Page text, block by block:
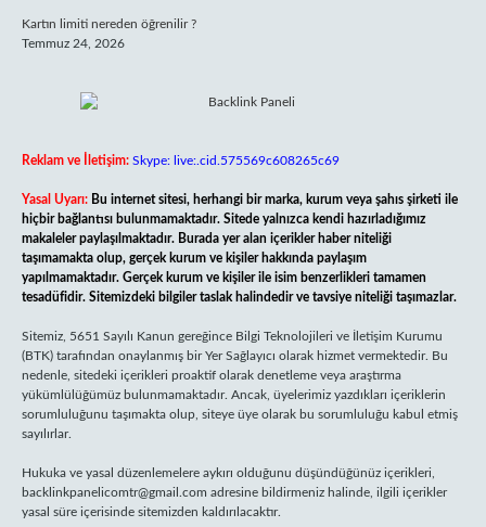
Kartın limiti nereden öğrenilir ?
Temmuz 24, 2026
Reklam ve İletişim: Skype: live:.cid.575569c608265c69
Yasal Uyarı: Bu internet sitesi, herhangi bir marka, kurum veya şahıs şirketi ile
hiçbir bağlantısı bulunmamaktadır. Sitede yalnızca kendi hazırladığımız
makaleler paylaşılmaktadır. Burada yer alan içerikler haber niteliği
taşımamakta olup, gerçek kurum ve kişiler hakkında paylaşım
yapılmamaktadır. Gerçek kurum ve kişiler ile isim benzerlikleri tamamen
tesadüfidir. Sitemizdeki bilgiler taslak halindedir ve tavsiye niteliği taşımazlar.
Sitemiz, 5651 Sayılı Kanun gereğince Bilgi Teknolojileri ve İletişim Kurumu
(BTK) tarafından onaylanmış bir Yer Sağlayıcı olarak hizmet vermektedir. Bu
nedenle, sitedeki içerikleri proaktif olarak denetleme veya araştırma
yükümlülüğümüz bulunmamaktadır. Ancak, üyelerimiz yazdıkları içeriklerin
sorumluluğunu taşımakta olup, siteye üye olarak bu sorumluluğu kabul etmiş
sayılırlar.
Hukuka ve yasal düzenlemelere aykırı olduğunu düşündüğünüz içerikleri,
backlinkpanelicomtr@gmail.com adresine bildirmeniz halinde, ilgili içerikler
yasal süre içerisinde sitemizden kaldırılacaktır.